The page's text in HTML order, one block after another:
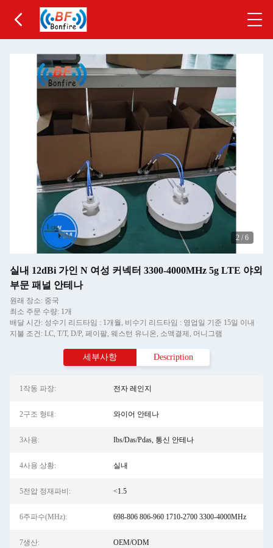
2 / 6
실내 12dBi 가인 N 여성 커넥터 3300-4000MHz 5g LTE 야외
부문 패널 안테나
원래 장소: 중국
최소 주문 수량: 1개
배달 시간: 성수기 리드타임 : 1개월, 비수기 리드타임 : 영업일 기준 15일 이내
지불 조건: LC, T/T, D/P, 페이팔, 웨스턴 유니온, 소액결제, 머니그램
세부사항 Description
1작동 파장: 전자 레인지
2구조 형태: 와이어 안테나
3사용: Ibs/Das/Pdas, 통신 안테나
4사용 상황: 실내
5전압 정재파비: <1.5
6주파수(MHz): 698-806 806-960 1710-2700 3300-4000MHz
7생산: OEM/ODM